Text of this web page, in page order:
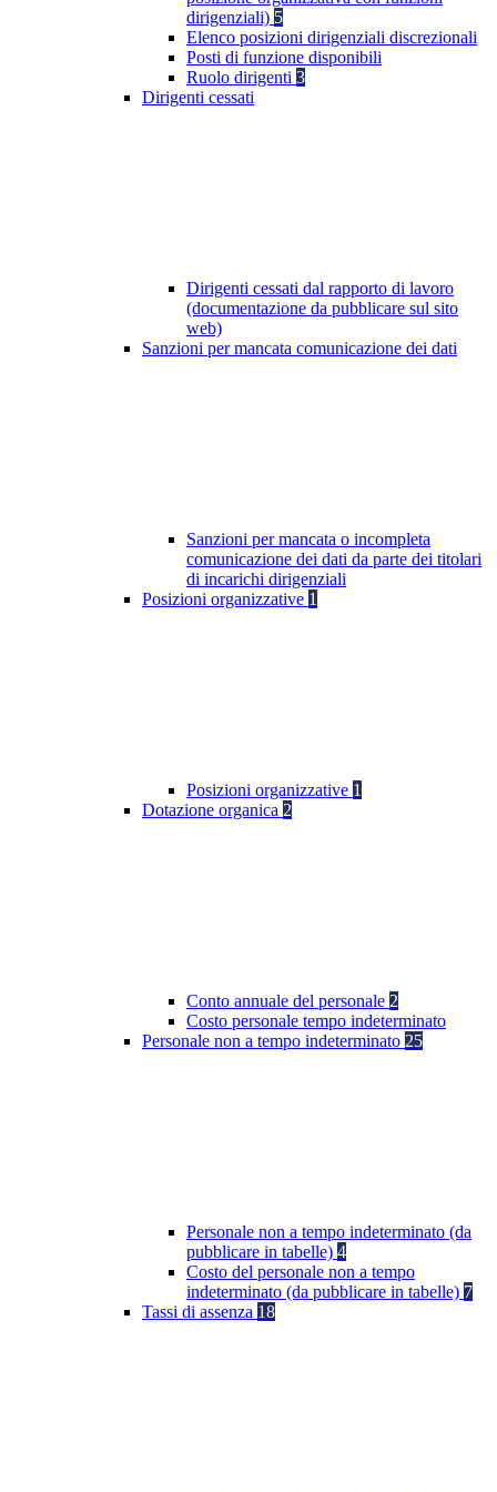
dirigenziali) 5
Elenco posizioni dirigenziali discrezionali
Posti di funzione disponibili
Ruolo dirigenti 3
Dirigenti cessati
Dirigenti cessati dal rapporto di lavoro
(documentazione da pubblicare sul sito
web)
Sanzioni per mancata comunicazione dei dati
Sanzioni per mancata o incompleta
comunicazione dei dati da parte dei titolari
di incarichi dirigenziali
Posizioni organizzative 1
Posizioni organizzative 1
Dotazione organica 2
Conto annuale del personale 2
Costo personale tempo indeterminato
Personale non a tempo indeterminato 25
Personale non a tempo indeterminato (da
pubblicare in tabelle) 4
Costo del personale non a tempo
indeterminato (da pubblicare in tabelle) 7
Tassi di assenza 18